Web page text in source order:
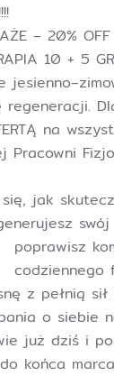
– 20% OFF
10 + 5
regeneracji.
na
Pracowni
jak
swój
poprawisz
codziennego
z pełnią
o siebie
już dziś i
końca